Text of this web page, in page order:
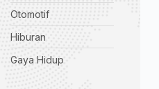
Otomotif
Hiburan
Gaya Hidup